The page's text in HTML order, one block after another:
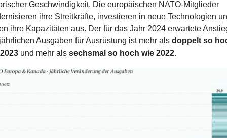
Geschwindigkeit. Die europäischen NATO-Mitglieder
ihre Streitkräfte, investieren in neue Technologien
ihre Kapazitäten aus. Der für das Jahr 2024 erwartete
Ausgaben für Ausrüstung ist mehr als doppelt so
und mehr als sechsmal so hoch wie 2022.